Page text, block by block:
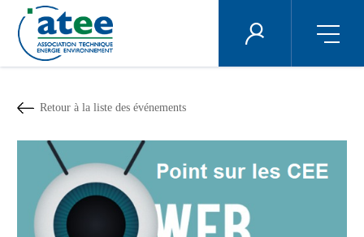
contenu
principal
ÉNERGIE PLUS
Retour à la liste des événements
Panneau de gestion des cookies